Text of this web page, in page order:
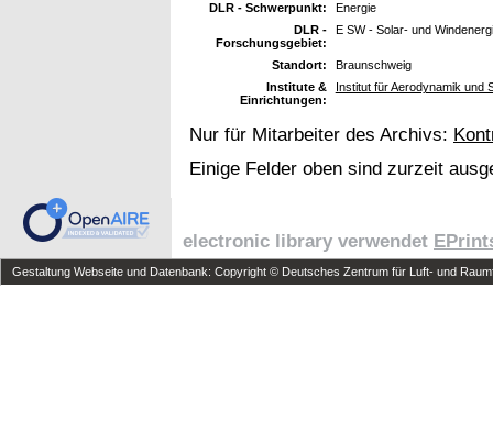
DLR - Schwerpunkt:
Energie
DLR -
Forschungsgebiet:
E SW - Solar- und
Standort:
Braunschweig
Institute &
Einrichtungen:
Institut für Aerodynamik und
Nur für Mitarbeiter des Archivs:
Einige Felder oben sind zurzeit
electronic library verwendet
Gestaltung Webseite und Datenbank: Copyright © Deutsches Zentrum für Luft- und